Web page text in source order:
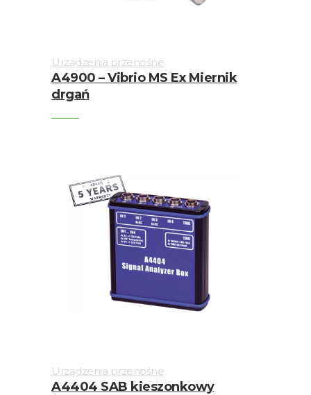
Urządzenia przenośne
A4900 – Vibrio MS Ex Miernik
drgań
Urządzenia przenośne
A4404 SAB kieszonkowy